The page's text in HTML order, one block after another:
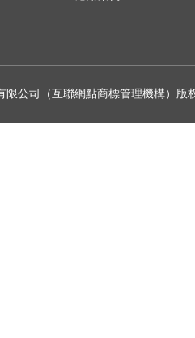
限公司（互聯網點商標管理機構）版